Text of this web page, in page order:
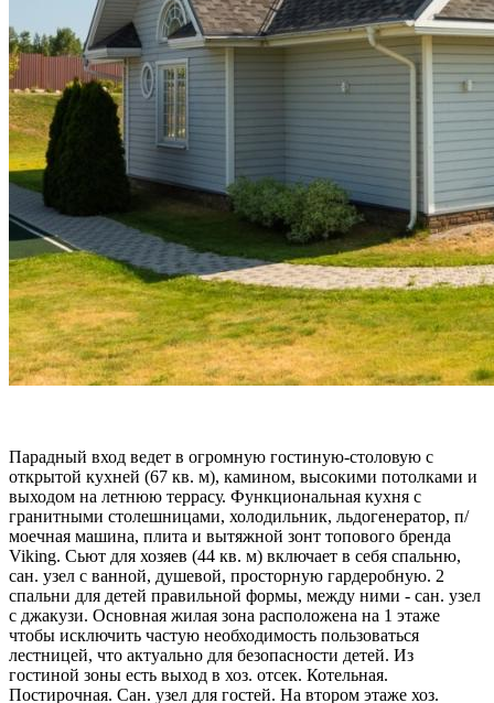
Парадный вход ведет в огромную гостиную-столовую с
открытой кухней (67 кв. м), камином, высокими потолками и
выходом на летнюю террасу. Функциональная кухня с
гранитными столешницами, холодильник, льдогенератор, п/
моечная машина, плита и вытяжной зонт топового бренда
Viking. Сьют для хозяев (44 кв. м) включает в себя спальню,
сан. узел с ванной, душевой, просторную гардеробную. 2
спальни для детей правильной формы, между ними - сан. узел
с джакузи. Основная жилая зона расположена на 1 этаже
чтобы исключить частую необходимость пользоваться
лестницей, что актуально для безопасности детей. Из
гостиной зоны есть выход в хоз. отсек. Котельная.
Постирочная. Сан. узел для гостей. На втором этаже хоз.